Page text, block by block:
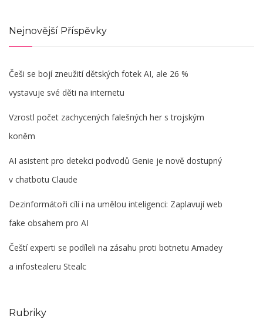
Nejnovější Příspěvky
Češi se bojí zneužití dětských fotek AI, ale 26 %
vystavuje své děti na internetu
Vzrostl počet zachycených falešných her s trojským
koněm
AI asistent pro detekci podvodů Genie je nově dostupný
v chatbotu Claude
Dezinformátoři cílí i na umělou inteligenci: Zaplavují web
fake obsahem pro AI
Čeští experti se podíleli na zásahu proti botnetu Amadey
a infostealeru Stealc
Rubriky